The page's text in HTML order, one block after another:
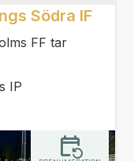
Södra IF
FF tar
IP